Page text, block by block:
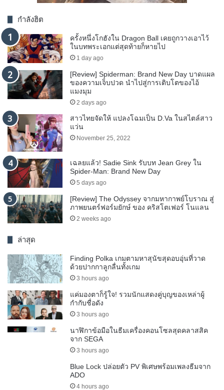
กำลังฮิต
ครั้งหนึ่งโกฮังใน Dragon Ball เคยถูกวางเอาไว้
ในบทพระเอกแต่สุดท้ายก็หายไป
1 day ago
[Review] Spiderman: Brand New Day บาดแผล
ของความเจ็บปวด นำไปสู่การเติบโตของไอ้
แมงมุม
2 days ago
สาวไทยจัดให้ แปลงโฉมเป็น D.Va ในสไตล์สาว
แว่น
November 25, 2022
เฉลยแล้ว! Sadie Sink รับบท Jean Grey ใน
Spider-Man: Brand New Day
5 days ago
[Review] The Odyssey จากมหากาพย์โบราณ สู่
ภาพยนตร์ฟอร์มยักษ์ ของ คริสโตเฟอร์ โนแลน
2 weeks ago
ล่าสุด
Finding Polka เกมตามหาสุนัขสุดอบอุ่นที่วาด
ด้วยปากกาลูกลื่นทั้งเกม
3 hours ago
แค่มองตาก็รู้ใจ! รวมนักแสดงคู่บุญของเหล่าผู้
กำกับชื่อดัง
3 hours ago
นาฬิกาข้อมือในธีมเครื่องคอนโซลสุดคลาสสิค
จาก SEGA
3 hours ago
Blue Lock ปล่อยตัว PV พิเศษพร้อมเพลงธีมจาก
ADO
4 hours ago